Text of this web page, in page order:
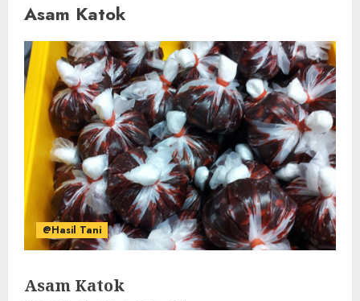
Asam Katok
@Hasil Tani
Asam Katok